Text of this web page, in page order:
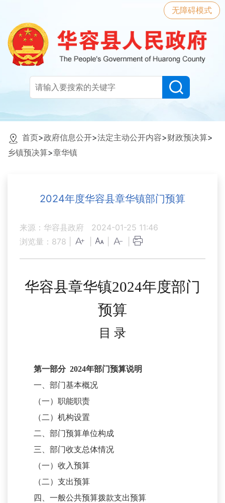
无障碍模式
首页>政府信息公开>法定主动公开内容>财政预决算>
乡镇预决算>章华镇
2024年度华容县章华镇部门预算
来源：华容县政府
2024-01-25 11:46
浏览量： 878
华容县章华镇2024年度部门
预算
目 录
第一部分2024年部门预算说明
一、部门基本概况
（一）职能职责
（二）机构设置
二、部门预算单位构成
三、部门收支总体情况
（一）收入预算
（二）支出预算
四、一般公共预算拨款支出预算